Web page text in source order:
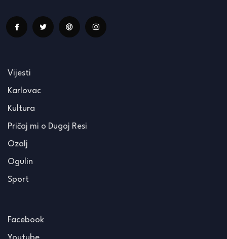
Vijesti
Karlovac
Kultura
Pričaj mi o Dugoj Resi
Ozalj
Ogulin
Sport
Facebook